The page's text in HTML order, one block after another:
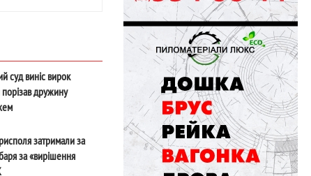
суд виніс вирок
порізав дружину
затримали за
за «вирішення